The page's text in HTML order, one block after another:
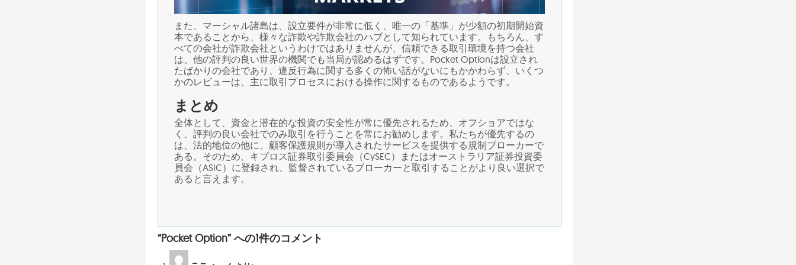
また、マーシャル諸島は、設立要件が非常に低く、唯一の「基準」が少額の初期開始資
本であることから、様々な詐欺や詐欺会社のハブとして知られています。もちろん、す
べての会社が詐欺会社というわけではありませんが、信頼できる取引環境を持つ会社
は、他の評判の良い世界の機関でも当局が認めるはずです。Pocket Optionは設立され
たばかりの会社であり、違反行為に関する多くの怖い話がないにもかかわらず、いくつ
かのレビューは、主に取引プロセスにおける操作に関するものであるようです。
まとめ
全体として、資金と潜在的な投資の安全性が常に優先されるため、オフショアではな
く、評判の良い会社でのみ取引を行うことを常にお勧めします。私たちが優先するの
は、法的地位の他に、顧客保護規則が導入されたサービスを提供する規制ブローカーで
ある。そのため、キプロス証券取引委員会（CySEC）またはオーストラリア証券投資委
員会（ASIC）に登録され、監督されているブローカーと取引することがより良い選択で
あると言えます。
“Pocket Option” への1件のコメント